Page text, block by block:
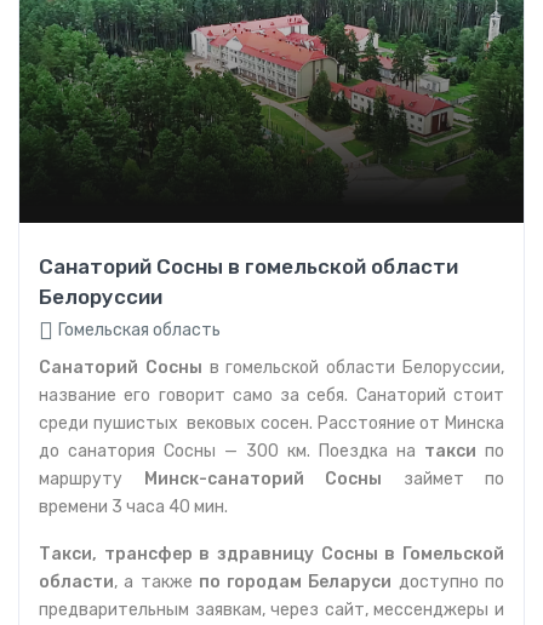
Санаторий Сосны в гомельской области
Белоруссии
Гомельская область
Санаторий Сосны в гомельской области Белоруссии,
название его говорит само за себя. Санаторий стоит
среди пушистых вековых сосен. Расстояние от Минска
до санатория Сосны — 300 км. Поездка на такси по
маршруту
Минск-санаторий Сосны займет по
времени 3 часа 40 мин.
Такси, трансфер в здравницу Сосны в Гомельской
области, а также по городам Беларуси доступно по
предварительным заявкам, через сайт, мессенджеры и